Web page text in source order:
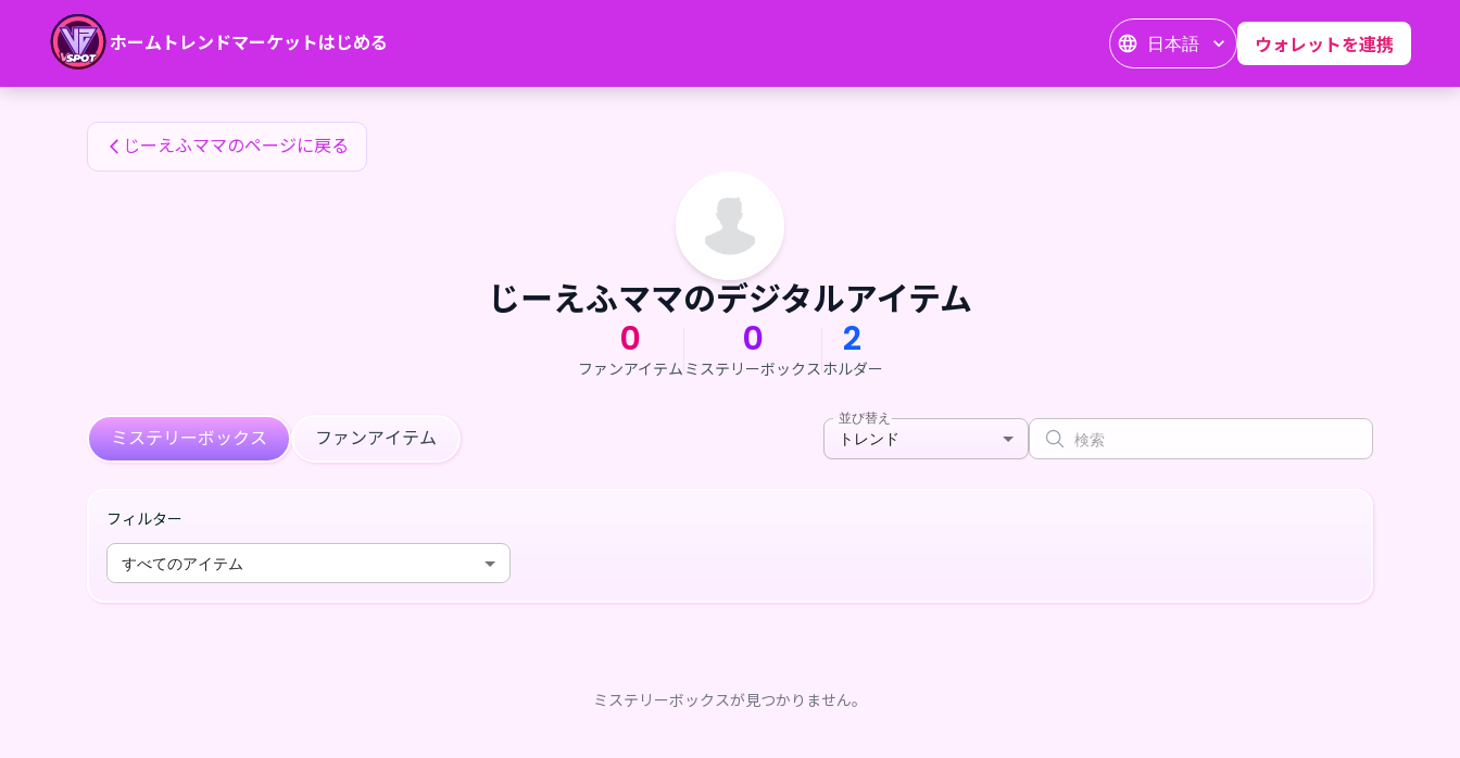
ホーム トレンドマーケットはじめる 日本語 ウォレットを連携
じーえふママのファンアイテム
じーえふママのページに戻る
じーえふママのデジタルアイテム
0
ファンアイテム
0
ミステリーボックス
2
ホルダー
ミステリーボックス ファンアイテム
並び替え
トレンド
フィルター
すべてのアイテム
ミステリーボックスが見つかりません。
じーえふママのファンアイテム — 24karat